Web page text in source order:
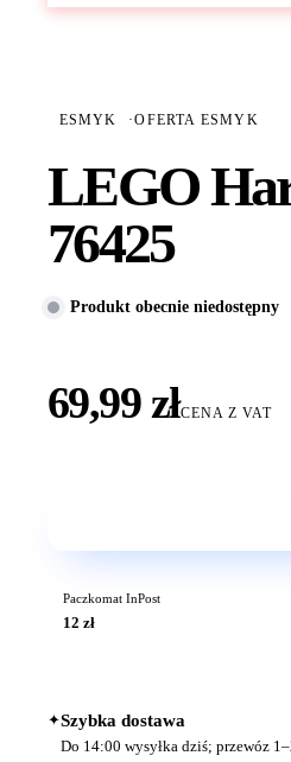
ESMYK ·OFERTA ESMYK
LEGO
76425
Produkt obecnie niedostępny
69,99 złCENA Z VAT
Paczkomat InPost
12 zł
✦Szybka dostawa
Do 14:00 wysyłka dziś; przewóz